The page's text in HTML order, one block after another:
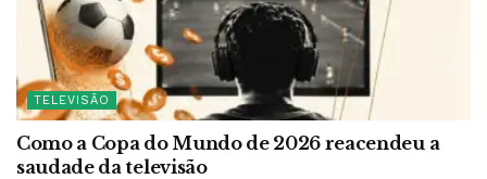
TELEVISÃO
Como a Copa do Mundo de 2026 reacendeu a
saudade da televisão